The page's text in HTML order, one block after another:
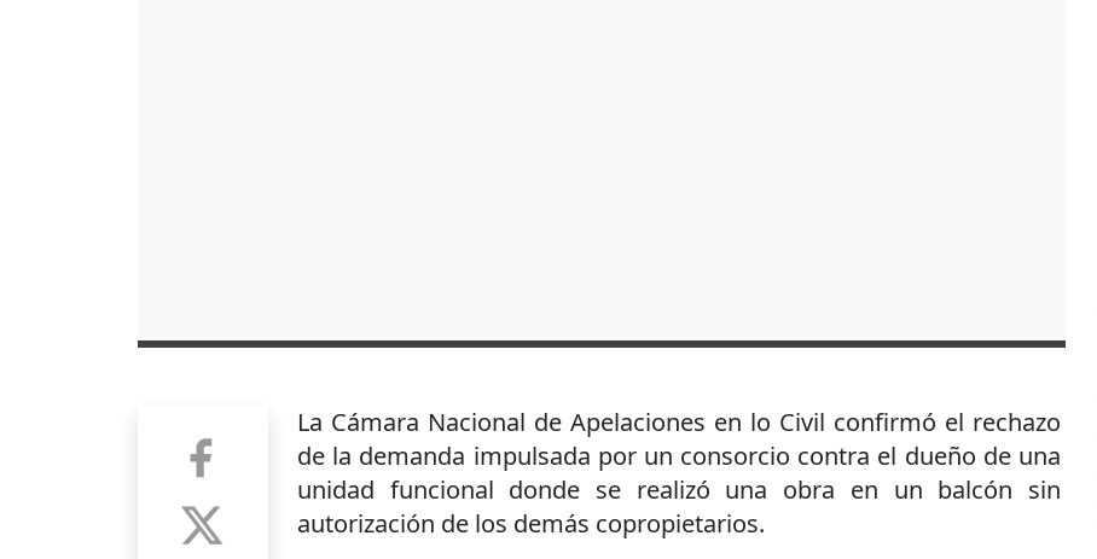
La Cámara Nacional de Apelaciones en lo Civil confirmó el rechazo
de la demanda impulsada por un consorcio contra el dueño de una
unidad funcional donde se realizó una obra en un balcón sin
autorización de los demás copropietarios.